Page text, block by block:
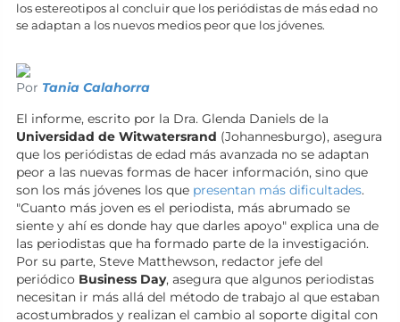
los estereotipos al concluir que los periódistas de más edad no
se adaptan a los nuevos medios peor que los jóvenes.
Por Tania Calahorra
El informe, escrito por la Dra. Glenda Daniels de la
Universidad de Witwatersrand (Johannesburgo), asegura
que los periódistas de edad más avanzada no se adaptan
peor a las nuevas formas de hacer información, sino que
son los más jóvenes los que presentan más dificultades.
"Cuanto más joven es el periodista, más abrumado se
siente y ahí es donde hay que darles apoyo" explica una de
las periodistas que ha formado parte de la investigación.
Por su parte, Steve Matthewson, redactor jefe del
periódico Business Day, asegura que algunos periodistas
necesitan ir más allá del método de trabajo al que estaban
acostumbrados y realizan el cambio al soporte digital con